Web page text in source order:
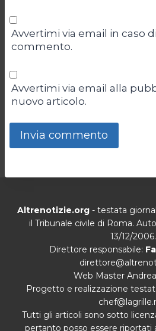
Avvertimi via email in caso
commento.
Avvertimi via email alla
nuovo articolo.
Altrenotizie.org- testata
il Tribunale civile di Roma.
13/12/2006.
Direttore responsabile:
Web Master
Progetto e realizzazione
Tutti gli articoli sono sotto
pertanto posso essere riportati